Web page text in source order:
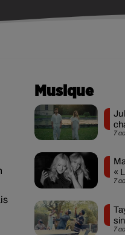
Musique
7
7
«
7